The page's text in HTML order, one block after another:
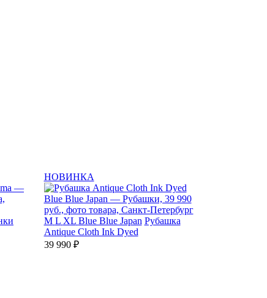
НОВИНКА
M L XL Blue Blue Japan Рубашка
Antique Cloth Ink Dyed
39 990 ₽